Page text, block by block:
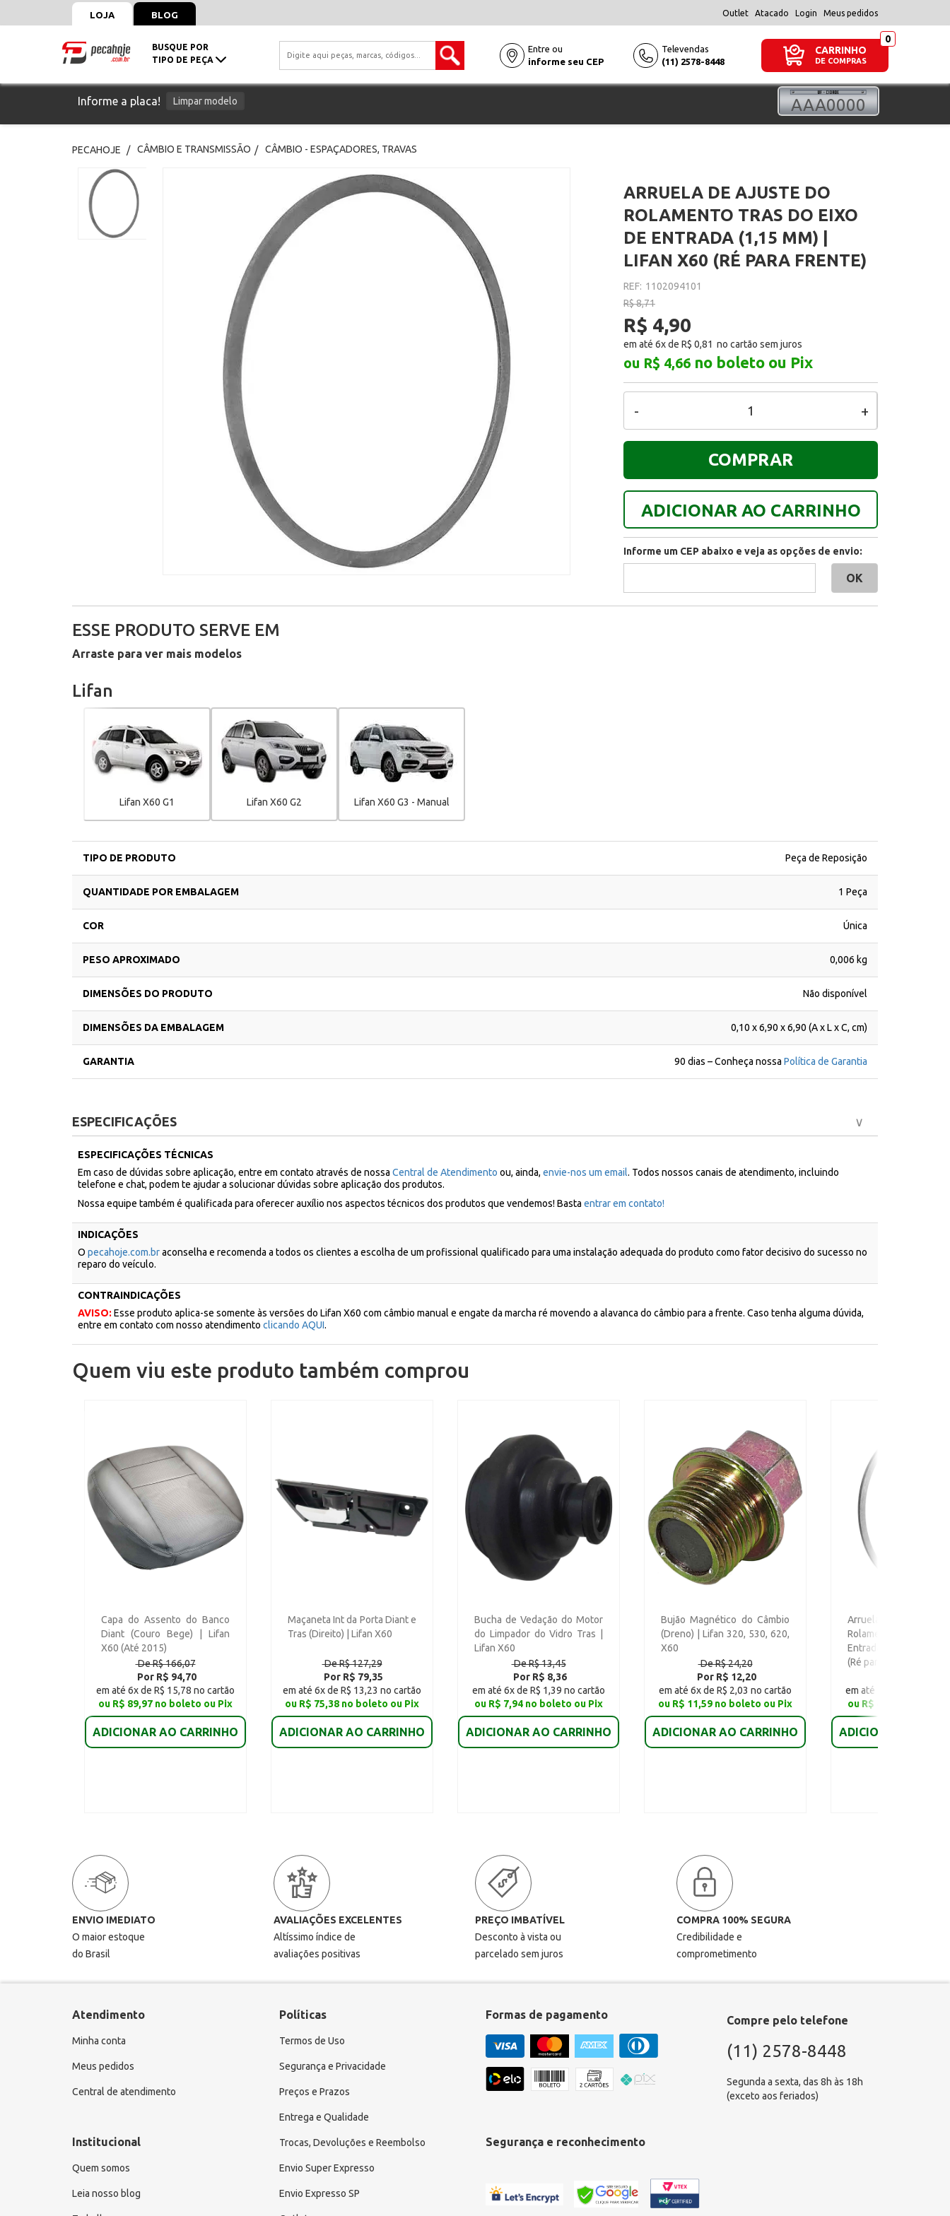
LOJA BLOG Outlet Atacado Login Meus pedidos
BUSQUE POR
TIPO DE PEÇA
Entre ou
informe seu CEP
Televendas
(11) 2578-8448
CARRINHO
DE COMPRAS
Informe a placa! Limpar modelo
PECAHOJE CÂMBIO E TRANSMISSÃO CÂMBIO - ESPAÇADORES, TRAVAS
ARRUELA DE AJUSTE DO
ROLAMENTO TRAS DO EIXO
DE ENTRADA (1,15 MM) |
LIFAN X60 (RÉ PARA FRENTE)
REF: 1102094101
R$ 8,71
R$ 4,90
em até 6x de R$ 0,81
ou R$ 4,66 no boleto ou Pix
+
-
ADICIONAR AO CARRINHO
COMPRAR
Informe um CEP abaixo e veja as opções de envio:
ESSE PRODUTO SERVE EM
Arraste para ver mais modelos
Lifan
Lifan X60 G1 Lifan X60 G2 Lifan X60 G3 - Manual
TIPO DE PRODUTO Peça de Reposição
QUANTIDADE POR EMBALAGEM 1 Peça
COR Única
PESO APROXIMADO 0,006 kg
DIMENSÕES DO PRODUTO Não disponível
DIMENSÕES DA EMBALAGEM 0,10 x 6,90 x 6,90 (A x L x C, cm)
GARANTIA 90 dias – Conheça nossa Política de Garantia
ESPECIFICAÇÕES
ESPECIFICAÇÕES TÉCNICAS
Em caso de dúvidas sobre aplicação, entre em contato através de nossa Central de Atendimento ou, ainda, envie-nos um email. Todos nossos canais de atendimento, incluindo
telefone e chat, podem te ajudar a solucionar dúvidas sobre aplicação dos produtos.
Nossa equipe também é qualificada para oferecer auxílio nos aspectos técnicos dos produtos que vendemos! Basta entrar em contato!
INDICAÇÕES
O pecahoje.com.braconselha e recomenda a todos os clientes a escolha de um profissional qualificado para uma instalação adequada do produto como fator decisivo do sucesso no
reparo do veículo.
CONTRAINDICAÇÕES
AVISO: Esse produto aplica-se somente às versões do Lifan X60 com câmbio manual e engate da marcha ré movendo a alavanca do câmbio para a frente. Caso tenha alguma dúvida,
entre em contato com nosso atendimento clicando AQUI.
Quem viu este produto também comprou
Capa do Assento do Banco
Diant (Couro Bege) | Lifan
X60 (Até 2015)
De R$ 166,07
Por R$ 94,70
em até 6x de R$ 15,78 no cartão
ou R$ 89,97 no boleto ou Pix
ADICIONAR AO CARRINHO
Maçaneta Int da Porta Diant e
Tras (Direito) | Lifan X60
De R$ 127,29
Por R$ 79,35
em até 6x de R$ 13,23 no cartão
ou R$ 75,38 no boleto ou Pix
ADICIONAR AO CARRINHO
Bucha de Vedação do Motor
do Limpador do Vidro Tras |
Lifan X60
De R$ 13,45
Por R$ 8,36
em até 6x de R$ 1,39 no cartão
ou R$ 7,94 no boleto ou Pix
ADICIONAR AO CARRINHO
Bujão Magnético do Câmbio
(Dreno) | Lifan 320, 530, 620,
X60
De R$ 24,20
Por R$ 12,20
em até 6x de R$ 2,03 no cartão
ou R$ 11,59 no boleto ou Pix
ADICIONAR AO CARRINHO
Arruela de
Rolamento Tras do
Entrada (1,39 mm) |
(Ré para Frente)
em até 6x de R$ 0,82
ou R$ 4,66 no boleto
ADICIONAR AO
ENVIO IMEDIATO
O maior estoque
do Brasil
AVALIAÇÕES EXCELENTES
Altíssimo índice de
avaliações positivas
PREÇO IMBATÍVEL
Desconto à vista ou
parcelado sem juros
COMPRA 100% SEGURA
Credibilidade e
comprometimento
Atendimento
Minha conta
Meus pedidos
Central de atendimento
Institucional
Quem somos
Leia nosso blog
Políticas
Termos de Uso
Segurança e Privacidade
Preços e Prazos
Entrega e Qualidade
Trocas, Devoluções e Reembolso
Envio Super Expresso
Envio Expresso SP
Formas de pagamento Compre pelo telefone
(11) 2578-8448
Segunda a sexta, das 8h às 18h
(exceto aos feriados)
Segurança e reconhecimento